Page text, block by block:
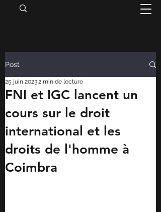
Post
FNI et IGC lancent un
cours sur le droit
international et les
droits de l'homme à
Coimbra
25 juin 20232 min de lecture